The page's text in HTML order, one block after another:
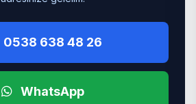
0538 638 48 26
WhatsApp